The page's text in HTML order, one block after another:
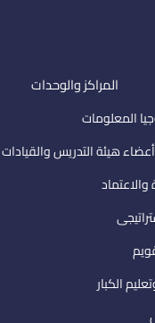
المراكز والوحدات
المعلومات
هيئة التدريس والقيادات
الكبار